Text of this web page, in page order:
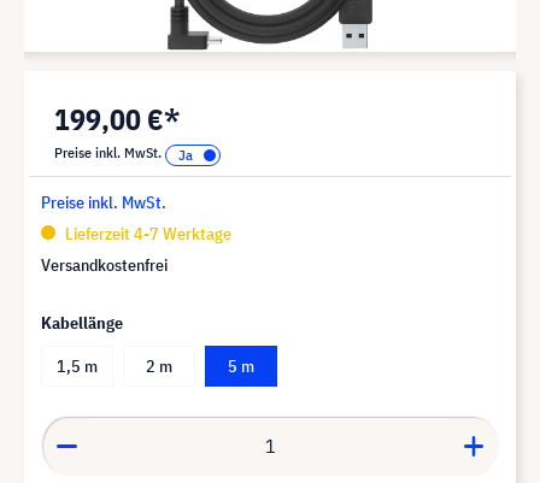
199,00 €*
Preise inkl. MwSt.
Preise inkl. MwSt.
Lieferzeit 4-7 Werktage
Versandkostenfrei
Kabellänge
1,5 m
2 m 5 m